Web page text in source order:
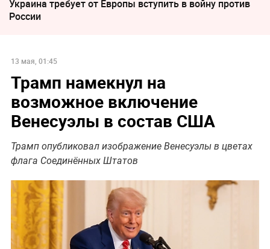
Украина требует от Европы вступить в войну против
России
13 мая, 01:45
Трамп намекнул на
возможное включение
Венесуэлы в состав США
Трамп опубликовал изображение Венесуэлы в цветах
флага Соединённых Штатов